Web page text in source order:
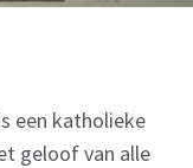
een katholieke
geloof van alle